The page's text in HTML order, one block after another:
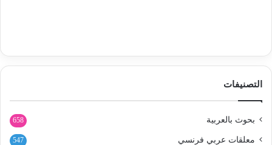
التصنيفات
بحوث بالعربية 658
معلقات عربي فرنسي 547